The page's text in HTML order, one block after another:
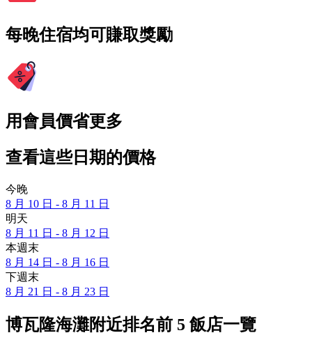
每晚住宿均可賺取獎勵
用會員價省更多
查看這些日期的價格
今晚
8 月 10 日 - 8 月 11 日
明天
8 月 11 日 - 8 月 12 日
本週末
8 月 14 日 - 8 月 16 日
下週末
8 月 21 日 - 8 月 23 日
博瓦隆海灘附近排名前 5 飯店一覽